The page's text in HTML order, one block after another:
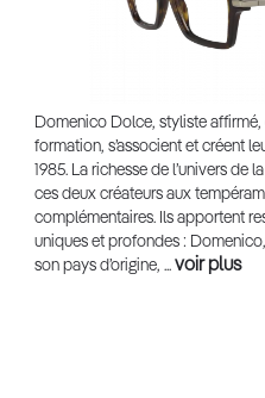
Domenico Dolce, styliste
formation, s’associent et créent
1985. La richesse de l’univers de
ces deux créateurs aux
complémentaires. Ils apportent
uniques et profondes :
son pays d’origine, ... voir plus